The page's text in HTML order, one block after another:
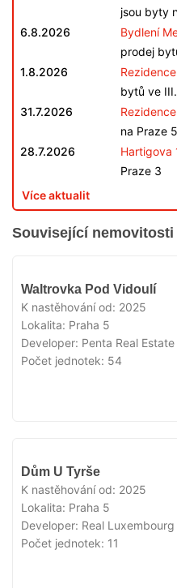
jsou byty
6.8.2026
Bydlení
prodej
1.8.2026
bytů ve
31.7.2026
na Praze 5
28.7.2026
Hartigova
Praze 3
Více aktualit
Související nemovitosti
Waltrovka Pod Vidoulí
K nastěhování od: 2025
Lokalita: Praha 5
Developer: Penta Real Estate
Počet jednotek: 54
Dům U Tyrše
K nastěhování od: 2025
Lokalita: Praha 5
Developer: Real Luxembourg
Počet jednotek: 11